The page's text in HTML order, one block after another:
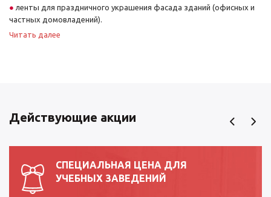
ленты для праздничного украшения фасада зданий (офисных и
частных домовладений).
доступна бесплатная консультация по представленному
ассортименту и оформлению заказа.
Читать далее
Действующие акции
СПЕЦИАЛЬНАЯ ЦЕНА ДЛЯ
УЧЕБНЫХ ЗАВЕДЕНИЙ